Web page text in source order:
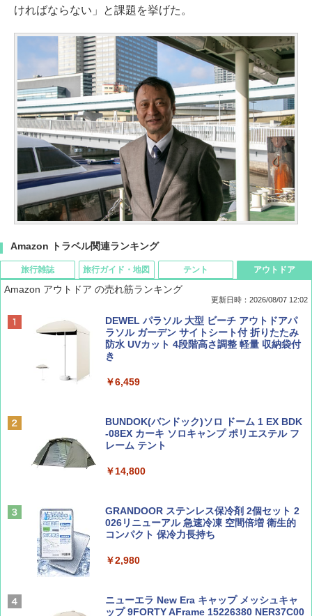
ければならない」と課題を挙げた。
Amazon トラベル関連ランキング
旅行雑誌
ディズニーファン ２０２６年 ９月号 [雑
誌] (ＤＩＳＮＥＹ ＦＡＮ)
￥713
SOTO ミニマル"旅"財布 ランダム2種】
￥1,500
￥1,540
￥1,540
旅行ガイド・地図
D40 地球の歩き方 チェンマイ タイ北部の魅
力的な町 2026～2027 地球の歩き方D アジア
￥2,079
球の歩き方A ヨーロッパ
￥2,479
￥2,695
ァキア 2026～2027 地球の歩き方A ヨーロッ
パ
テント
[キャンパーズコレクション 山善] ポップアッ
プテント 傘みたいに広げて畳める パッとサ
ッとサンシェード キューブ フルクローズ メ
ッシュ 簡単設置 ワンタッチテント キャンプ
PYKES PEAK (パイクスピーク) 着替えテン
ト プライバシー テント 【中が透けない】 1
ーチ ピクニック ポップアップテント 携帯 簡
￥4,980
テント ワンタッチ RENEW 幅200 2-3人用 43
￥5,999
アウトドア
Amazon アウトドア の売れ筋ランキング
更新日時：2026/08/07 12:02
DEWEL パラソル 大型 ビーチ アウトドアパ
ラソル ガーデン サイトシート付 折りたたみ
防水 UVカット 4段階高さ調整 軽量 収納袋付
き
￥6,459
BUNDOK(バンドック)ソロ ドーム 1 EX BDK
-08EX カーキ ソロキャンプ ポリエステル フ
レーム テント
￥14,800
GRANDOOR ステンレス保冷剤 2個セット 2
026リニューアル 急速冷凍 空間倍増 衛生的
コンパクト 保冷力長持ち
￥2,980
ニューエラ New Era キャップ メッシュキャ
ップ 9FORTY AFrame 15226380 NER37C00